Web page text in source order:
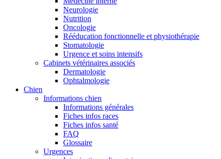
Neurologie
Nutrition
Oncologie
Rééducation fonctionnelle et physiothérapie
Stomatologie
Urgence et soins intensifs
Cabinets vétérinaires associés
Dermatologie
Ophtalmologie
Chien
Informations chien
Informations générales
Fiches infos races
Fiches infos santé
FAQ
Glossaire
Urgences